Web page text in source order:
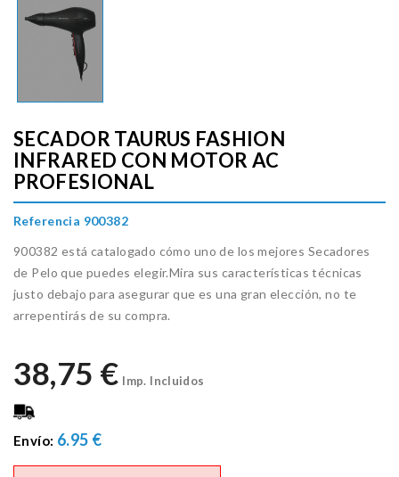
SECADOR TAURUS FASHION
INFRARED CON MOTOR AC
PROFESIONAL
Referencia 900382
900382 está catalogado cómo uno de los mejores Secadores
de Pelo que puedes elegir.Mira sus características técnicas
justo debajo para asegurar que es una gran elección, no te
arrepentirás de su compra.
38,75 € Imp. Incluidos
Envío: 6.95 €